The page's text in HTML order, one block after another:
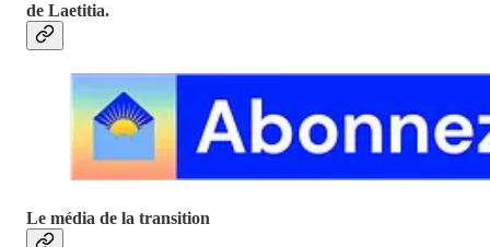
de Laetitia.
Le média de la transition